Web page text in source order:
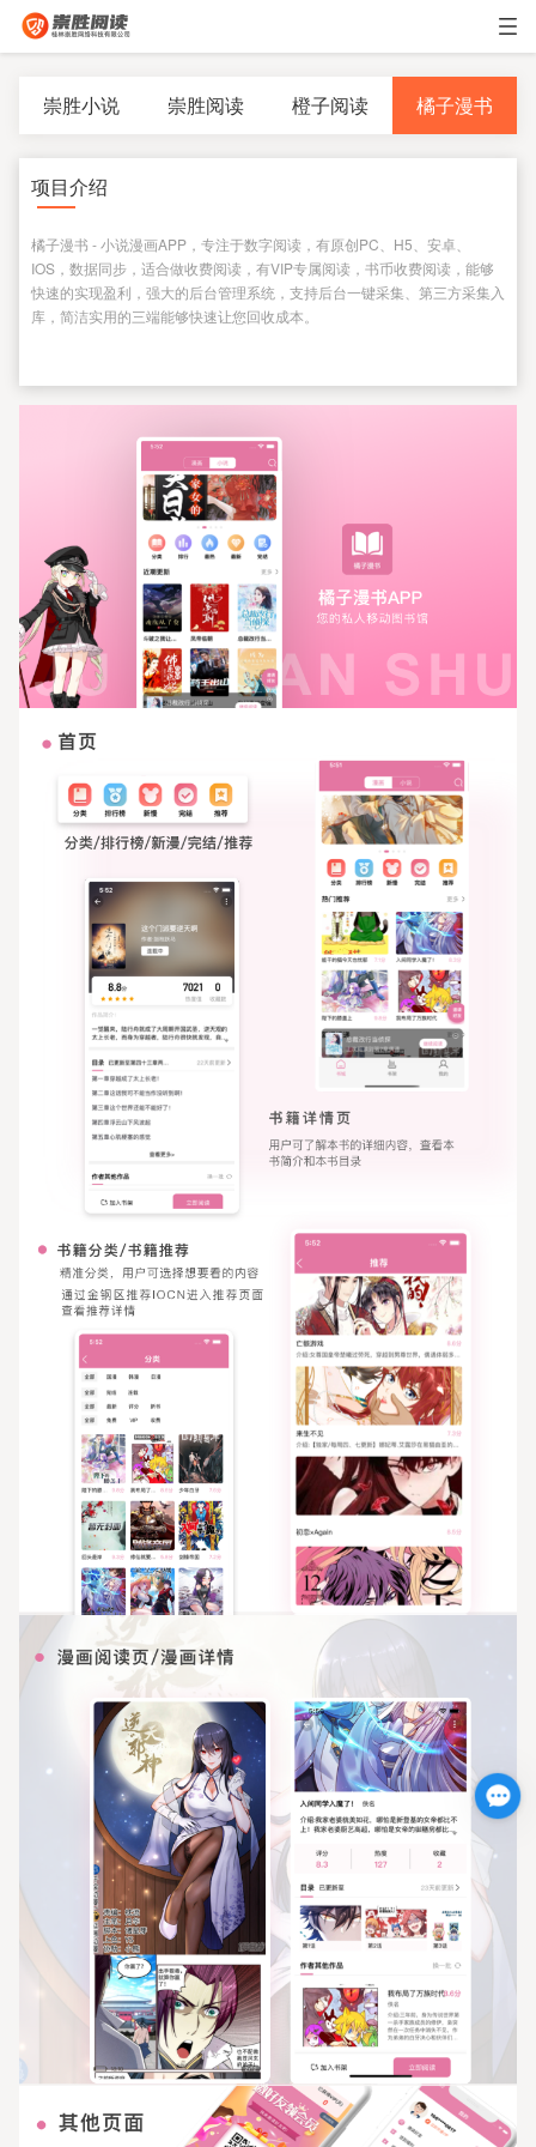
崇胜小说 崇胜阅读 橙子阅读 橘子漫书
项目介绍
橘子漫书 - 小说漫画APP，专注于数字阅读，有原创PC、H5、安卓、
IOS，数据同步，适合做收费阅读，有VIP专属阅读，书币收费阅读，能够
快速的实现盈利，强大的后台管理系统，支持后台一键采集、第三方采集入
库，简洁实用的三端能够快速让您回收成本。